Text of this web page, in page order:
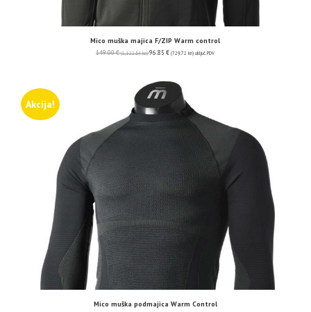
Mico muška majica F/ZIP Warm control
149.00€ (1,122.64 kn) 96.85 € (729.72 kn) uključ. PDV
Akcija!
Mico muška podmajica Warm Control